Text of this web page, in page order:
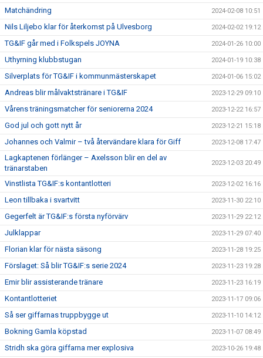
Matchändring 2024-02-08 10:51
Nils Liljebo klar för återkomst på Ulvesborg 2024-02-02 19:12
TG&IF går med i Folkspels JOYNA 2024-01-26 10:00
Uthyrning klubbstugan 2024-01-19 10:38
Silverplats för TG&IF i kommunmästerskapet 2024-01-06 15:02
Andreas blir målvaktstränare i TG&IF 2023-12-29 09:10
Vårens träningsmatcher för seniorerna 2024 2023-12-22 16:57
God jul och gott nytt år 2023-12-21 15:18
Johannes och Valmir – två återvändare klara för Giff 2023-12-08 17:47
Lagkaptenen förlänger – Axelsson blir en del av
tränarstaben
2023-12-03 20:49
Vinstlista TG&IF:s kontantlotteri 2023-12-02 16:16
Leon tillbaka i svartvitt 2023-11-30 22:10
Gegerfelt är TG&IF:s första nyförvärv 2023-11-29 22:12
Julklappar 2023-11-29 07:40
Florian klar för nästa säsong 2023-11-28 19:25
Förslaget: Så blir TG&IF:s serie 2024 2023-11-23 19:28
Emir blir assisterande tränare 2023-11-23 16:19
Kontantlotteriet 2023-11-17 09:06
Så ser giffarnas truppbygge ut 2023-11-10 14:12
Bokning Gamla köpstad 2023-11-07 08:49
Stridh ska göra giffarna mer explosiva 2023-10-26 19:48